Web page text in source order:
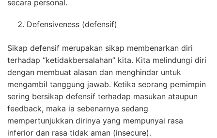
secara personal.
Defensiveness (defensif)
Sikap defensif merupakan sikap membenarkan diri
terhadap “ketidakbersalahan” kita. Kita melindungi diri
dengan membuat alasan dan menghindar untuk
mengambil tanggung jawab. Ketika seorang pemimpin
sering bersikap defensif terhadap masukan ataupun
feedback, maka ia sebenarnya sedang
mempertunjukkan dirinya yang mempunyai rasa
inferior dan rasa tidak aman (insecure).